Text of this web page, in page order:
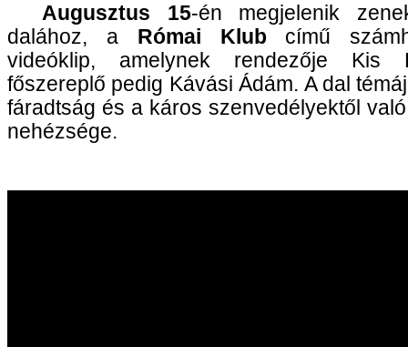
Augusztus 15-én megjelenik
dalához, a Római Klubcímű
videóklip, amelynek rendezője Kis
főszereplő pedig Kávási Ádám. A dal
fáradtság és a káros szenvedélyektől
nehézsége.